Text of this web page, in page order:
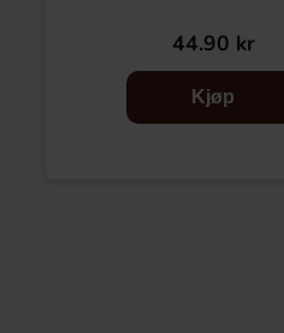
44.90 kr
Kjøp